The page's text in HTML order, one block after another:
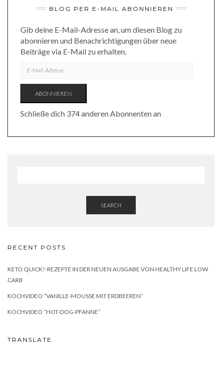
BLOG PER E-MAIL ABONNIEREN
Gib deine E-Mail-Adresse an, um diesen Blog zu
abonnieren und Benachrichtigungen über neue
Beiträge via E-Mail zu erhalten.
MAIL-
ABONNIEREN
Schließe dich 374 anderen Abonnenten an
SEARCH
RECENT POSTS
KETO QUICK!-REZEPTE IN DER NEUEN AUSGABE VON HEALTHY LIFE LOW
CARB
KOCHVIDEO “VANILLE-MOUSSE MIT ERDBEEREN”
KOCHVIDEO “HOT-DOG-PFANNE”
TRANSLATE